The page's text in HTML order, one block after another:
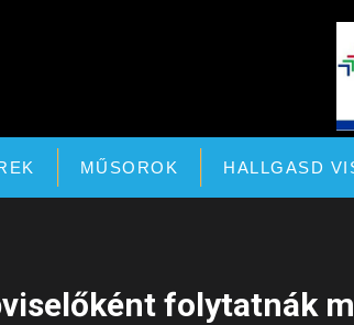
MŰSOROK HALLGASD
folytatnák